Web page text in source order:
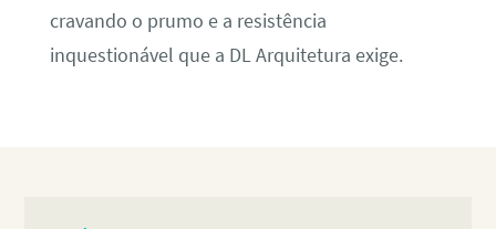
cravando o prumo e a resistência
inquestionável que a DL Arquitetura exige.